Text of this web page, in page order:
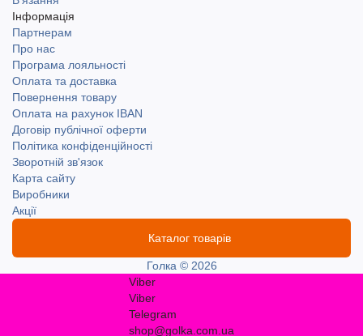
Інформація
Партнерам
Про нас
Програма лояльності
Оплата та доставка
Повернення товару
Оплата на рахунок IBAN
Договір публічної оферти
Політика конфіденційності
Зворотній зв'язок
Карта сайту
Виробники
Акції
Каталог товарів
Голка © 2026
Viber
Viber
Telegram
shop@golka.com.ua